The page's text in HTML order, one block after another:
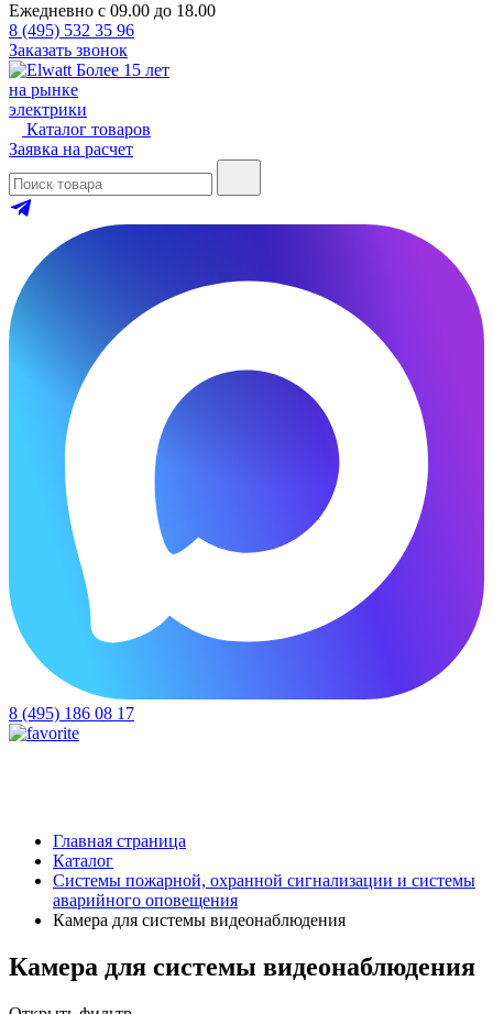
Ежедневно с 09.00 до 18.00
8 (495) 532 35 96
Заказать звонок
Более 15 лет
на рынке
электрики
Каталог товаров
Заявка на расчет
8 (495) 186 08 17
Главная страница
Каталог
Системы пожарной, охранной сигнализации и системы
аварийного оповещения
Камера для системы видеонаблюдения
Камера для системы видеонаблюдения